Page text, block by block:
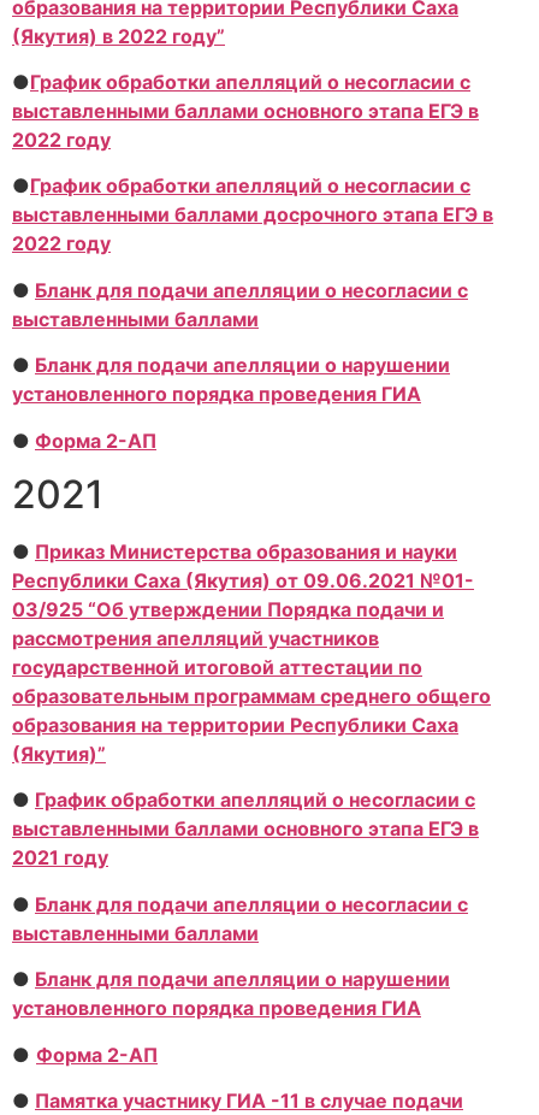
образования на территории Республики Саха
(Якутия) в 2022 году”
●График обработки апелляций о несогласии с
выставленными баллами основного этапа ЕГЭ в
2022 году
●График обработки апелляций о несогласии с
выставленными баллами досрочного этапа ЕГЭ в
2022 году
● Бланк для подачи апелляции о несогласии с
выставленными баллами
● Бланк для подачи апелляции о нарушении
установленного порядка проведения ГИА
● Форма 2-АП
2021
● Приказ Министерства образования и науки
Республики Саха (Якутия) от 09.06.2021 №01-
03/925 “Об утверждении Порядка подачи и
рассмотрения апелляций участников
государственной итоговой аттестации по
образовательным программам среднего общего
образования на территории Республики Саха
(Якутия)”
● График обработки апелляций о несогласии с
выставленными баллами основного этапа ЕГЭ в
2021 году
● Бланк для подачи апелляции о несогласии с
выставленными баллами
● Бланк для подачи апелляции о нарушении
установленного порядка проведения ГИА
● Форма 2-АП
● Памятка участнику ГИА -11 в случае подачи